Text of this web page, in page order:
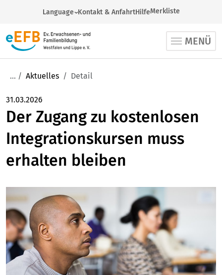
Language
Arabic
English
French
Turkish
Ukrainian
Kontakt & AnfahrtHilfeMerkliste
MENÜ
Aktuelles Detail
31.03.2026
Der Zugang zu kostenlosen
Integrationskursen muss
erhalten bleiben